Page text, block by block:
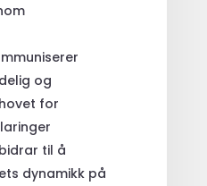
og
for
til å
dynamikk på